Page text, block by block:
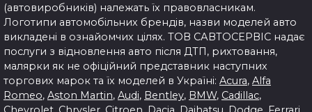
(автовиробників) належать їх правовласникам.
Логотипи автомобільних брендів, назви моделей авто
викладені в ознайомчих цілях. ТОВ САВТОСЕРВІС надає
послуги з відновлення авто після ДТП, рихтовання,
малярки як не офіційний представник наступних
торгових марок та їх моделей в Україні: Acura, Alfa
Romeo, Aston Martin, Audi, Bentley, BMW, Cadillac,